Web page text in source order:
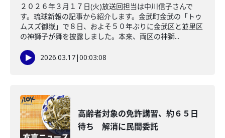
２０２６年３月１７日(火)放送回担当は中川信子さんで
す。琉球新報の記事から紹介します。金武町金武の「トゥ
ムスズ御嶽」で８日、およそ５０年ぶりに金武区と並里区
の神獅子が舞を披露しました。本来、両区の神獅...
2026.03.17|00:03:08
高齢者対象の免許講習、約６５日
待ち 解消に民間委託